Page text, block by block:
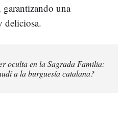
garantizando una
deliciosa.
oculta en la Sagrada Familia:
a la burguesía catalana?